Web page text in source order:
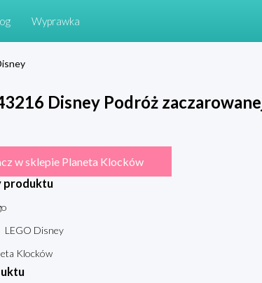
Wyprawka
Disney Podróż
w sklepie Planeta Klocków
produktu
LEGO Disney
Klocków